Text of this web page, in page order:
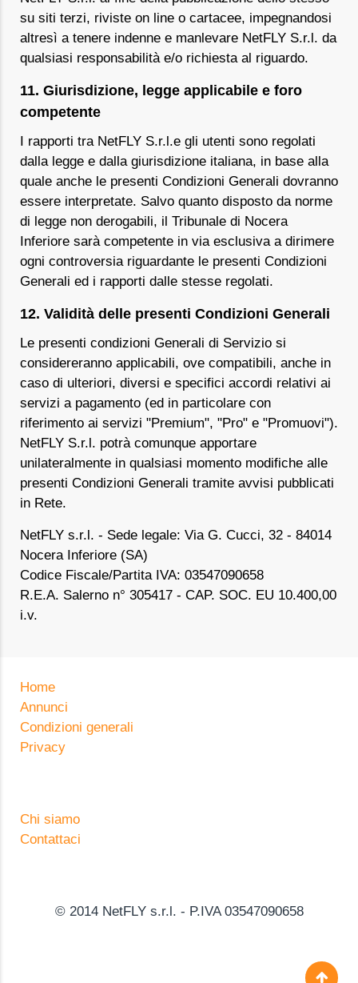
su siti terzi, riviste on line o cartacee, impegnandosi
altresì a tenere indenne e manlevare NetFLY S.r.l. da
qualsiasi responsabilità e/o richiesta al riguardo.
11. Giurisdizione, legge applicabile e foro
competente
I rapporti tra NetFLY S.r.l.e gli utenti sono regolati
dalla legge e dalla giurisdizione italiana, in base alla
quale anche le presenti Condizioni Generali dovranno
essere interpretate. Salvo quanto disposto da norme
di legge non derogabili, il Tribunale di Nocera
Inferiore sarà competente in via esclusiva a dirimere
ogni controversia riguardante le presenti Condizioni
Generali ed i rapporti dalle stesse regolati.
12. Validità delle presenti Condizioni Generali
Le presenti condizioni Generali di Servizio si
considereranno applicabili, ove compatibili, anche in
caso di ulteriori, diversi e specifici accordi relativi ai
servizi a pagamento (ed in particolare con
riferimento ai servizi "Premium", "Pro" e "Promuovi").
NetFLY S.r.l. potrà comunque apportare
unilateralmente in qualsiasi momento modifiche alle
presenti Condizioni Generali tramite avvisi pubblicati
in Rete.
NetFLY s.r.l. - Sede legale: Via G. Cucci, 32 - 84014
Nocera Inferiore (SA)
Codice Fiscale/Partita IVA: 03547090658
R.E.A. Salerno n° 305417 - CAP. SOC. EU 10.400,00
i.v.
Home
Annunci
Condizioni generali
Privacy
Chi siamo
Contattaci
© 2014 NetFLY s.r.l. - P.IVA 03547090658